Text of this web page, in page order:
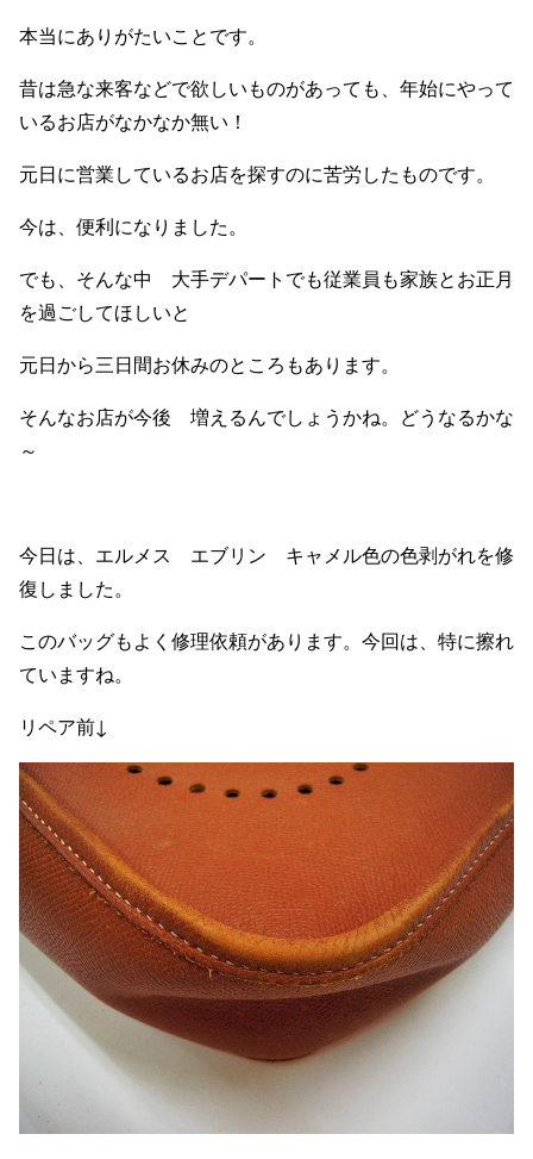
本当にありがたいことです。
昔は急な来客などで欲しいものがあっても、年始にやって
いるお店がなかなか無い！
元日に営業しているお店を探すのに苦労したものです。
今は、便利になりました。
でも、そんな中 大手デパートでも従業員も家族とお正月
を過ごしてほしいと
元日から三日間お休みのところもあります。
そんなお店が今後 増えるんでしょうかね。どうなるかな
～
今日は、エルメス エブリン キャメル色の色剥がれを修
復しました。
このバッグもよく修理依頼があります。今回は、特に擦れ
ていますね。
リペア前↓